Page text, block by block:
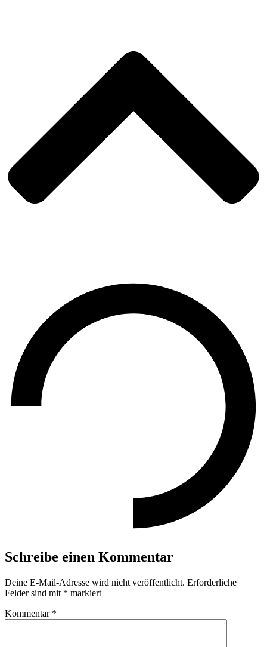
Schreibe einen Kommentar
Deine E-Mail-Adresse wird nicht veröffentlicht. Erforderliche
Felder sind mit * markiert
Kommentar *